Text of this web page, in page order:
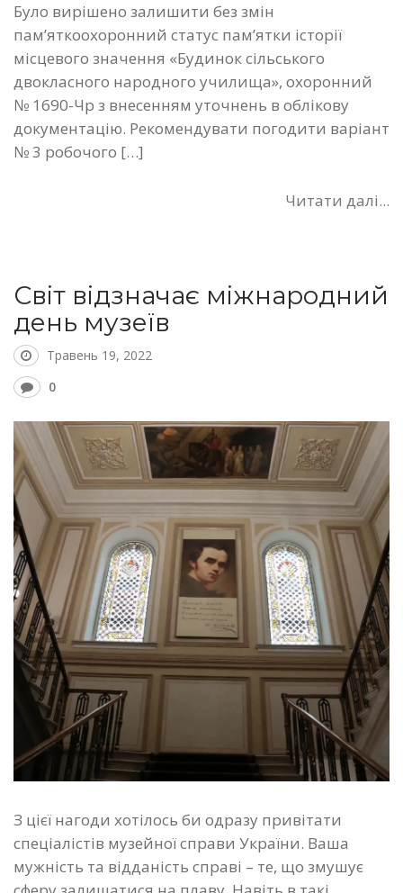
Було вирішено залишити без змін
пам’яткоохоронний статус пам’ятки історії
місцевого значення «Будинок сільського
двокласного народного училища», охоронний
№ 1690-Чр з внесенням уточнень в облікову
документацію. Рекомендувати погодити варіант
№ 3 робочого […]
Читати далі...
Світ відзначає міжнародний
день музеїв
Травень 19, 2022
0
З цієї нагоди хотілось би одразу привітати
спеціалістів музейної справи України. Ваша
мужність та відданість справі – те, що змушує